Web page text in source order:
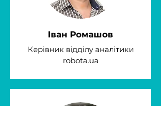
Іван Ромашов
Керівник відділу аналітики
robota.ua